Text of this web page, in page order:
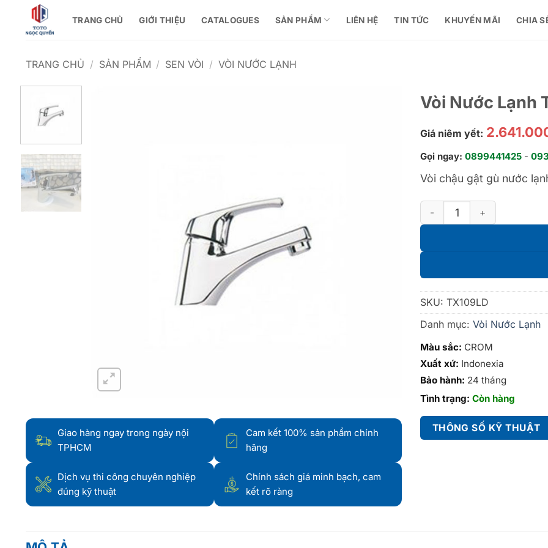
TRANG CHỦ GIỚI THIỆU CATALOGUES SẢN PHẨM LIÊN HỆ TIN TỨC KHUYẾN MÃI CHIA
TRANG CHỦ / SẢN PHẨM / SEN VÒI / VÒI NƯỚC LẠNH
Giao hàng ngay trong ngày nội
TPHCM
Cam kết 100% sản phẩm chính
hãng
Dịch vụ thi công chuyên nghiệp
đúng kỹ thuật
Chính sách giá minh bạch, cam
kết rõ ràng
Vòi Nước Lạnh
Giá niêm yết:
Gọi ngay: 0899441425 -
Vòi chậu gật gù nước
Vòi Nước Lạnh TX109LD số
SKU: TX109LD
Danh mục: Vòi Nước Lạnh
Màu sắc: CROM
Xuất xứ: Indonexia
Bảo hành: 24 tháng
Tình trạng: Còn hàng
THÔNG SỐ KỸ THUẬT